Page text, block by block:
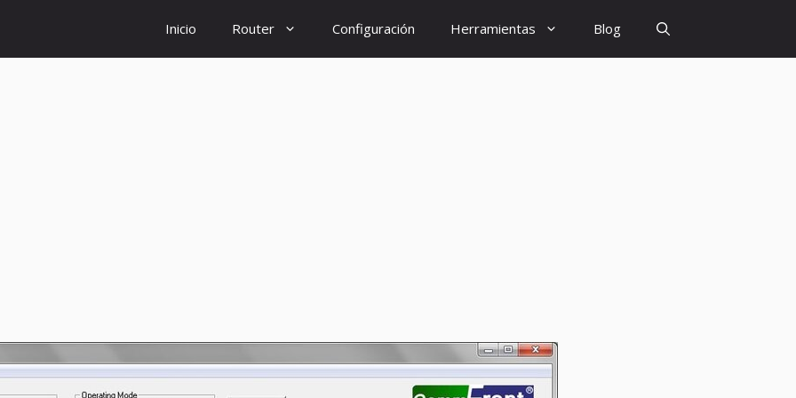
Inicio Router Configuración Herramientas Blog